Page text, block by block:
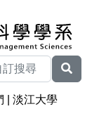
|淡江大學